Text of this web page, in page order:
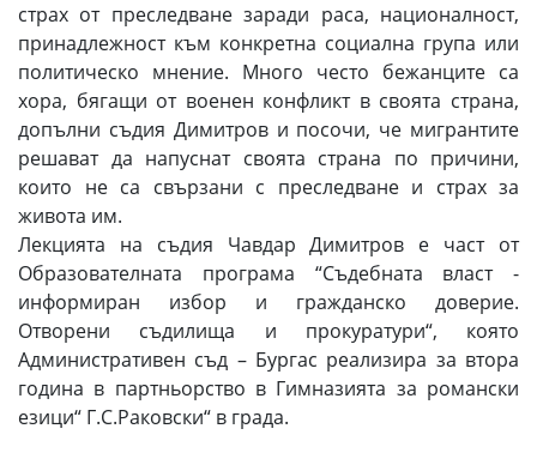
страх от преследване заради раса, националност,
принадлежност към конкретна социална група или
политическо мнение. Много често бежанците са
хора, бягащи от военен конфликт в своята страна,
допълни съдия Димитров и посочи, че мигрантите
решават да напуснат своята страна по причини,
които не са свързани с преследване и страх за
живота им.
Лекцията на съдия Чавдар Димитров е част от
Образователната програма “Съдебната власт -
информиран избор и гражданско доверие.
Отворени съдилища и прокуратури“, която
Административен съд – Бургас реализира за втора
година в партньорство в Гимназията за романски
езици“ Г.С.Раковски“ в града.